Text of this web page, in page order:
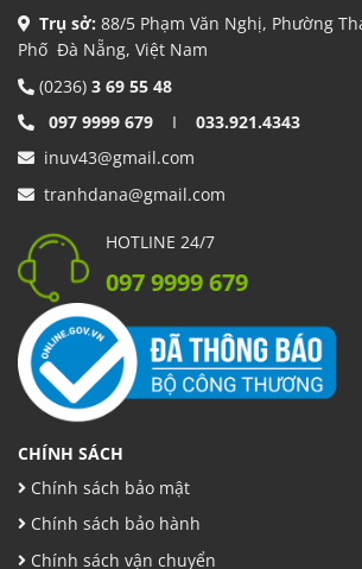
Trụ sở: 88/5 Phạm Văn Nghị, Phường
Phố Đà Nẵng, Việt Nam
(0236) 3 69 55 48
097 9999 679 I 033.921.4343
inuv43@gmail.com
tranhdana@gmail.com
HOTLINE 24/7
097 9999 679
CHÍNH SÁCH
Chính sách bảo mật
Chính sách bảo hành
Chính sách vận chuyển